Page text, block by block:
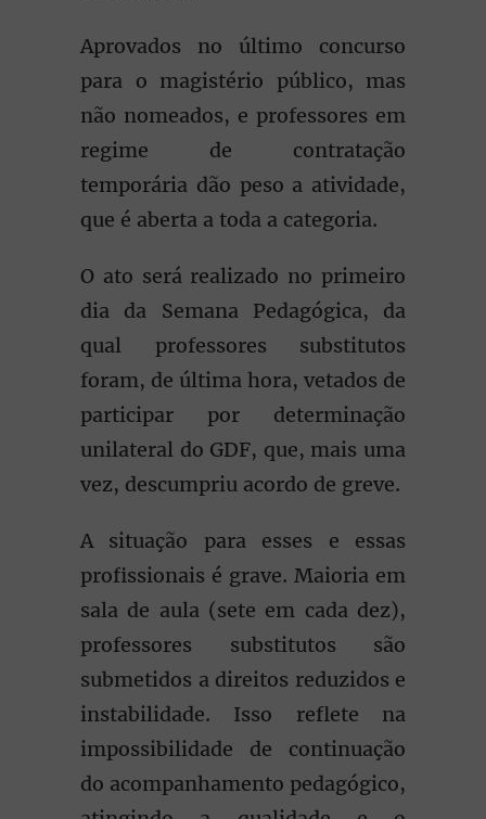
Aprovados no último concurso
para o magistério público, mas
não nomeados, e professores em
regime de contratação
temporária dão peso a atividade,
que é aberta a toda a categoria.
O ato será realizado no primeiro
dia da Semana Pedagógica, da
qual professores substitutos
foram, de última hora, vetados de
participar por determinação
unilateral do GDF, que, mais uma
vez, descumpriu acordo de greve.
A situação para esses e essas
profissionais é grave. Maioria em
sala de aula (sete em cada dez),
professores substitutos são
submetidos a direitos reduzidos e
instabilidade. Isso reflete na
impossibilidade de continuação
do acompanhamento pedagógico,